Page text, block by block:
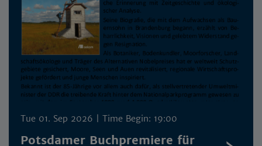
Tue 01. Sep 2026 | Time Begin: 19:00
Potsdamer Buchpremiere für